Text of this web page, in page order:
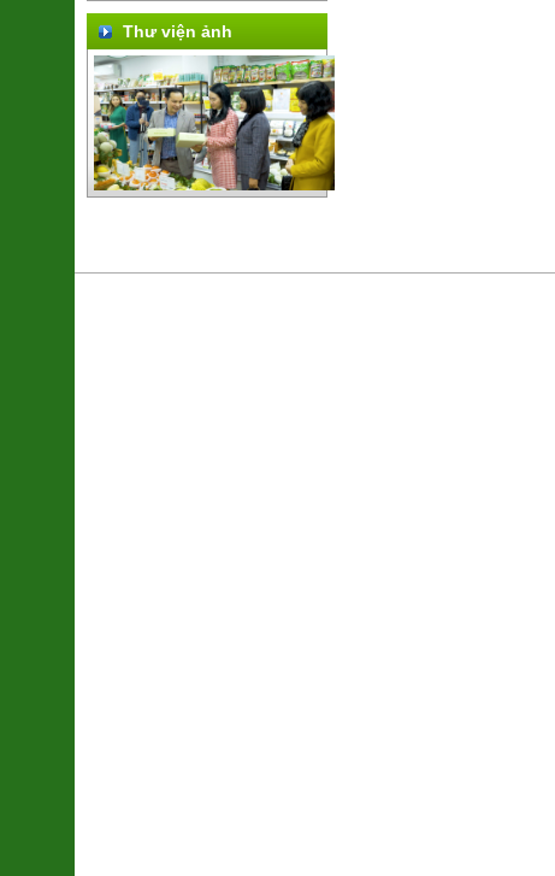
Thư viện ảnh